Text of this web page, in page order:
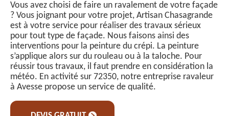
Vous avez choisi de faire un ravalement de votre façade
? Vous joignant pour votre projet, Artisan Chasagrande
est à votre service pour réaliser des travaux sérieux
pour tout type de façade. Nous faisons ainsi des
interventions pour la peinture du crépi. La peinture
s’applique alors sur du rouleau ou à la taloche. Pour
réussir tous travaux, il faut prendre en considération la
météo. En activité sur 72350, notre entreprise ravaleur
à Avesse propose un service de qualité.